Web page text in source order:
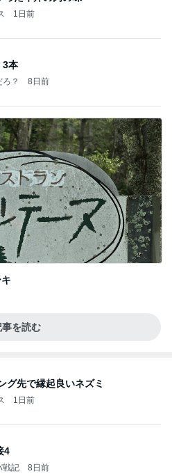
1日前
3本
？ 8日前
事を読む
グ先で縁起良いネズミ
1日前
4
記 8日前